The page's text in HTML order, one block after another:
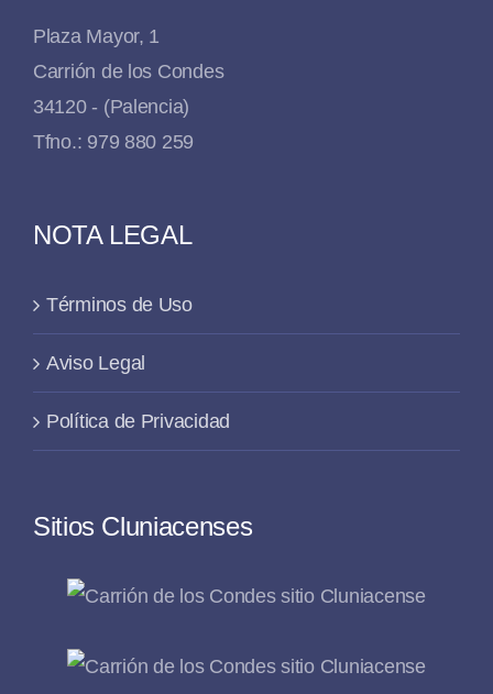
Plaza Mayor, 1
Carrión de los Condes
34120 - (Palencia)
Tfno.: 979 880 259
NOTA LEGAL
Términos de Uso
Aviso Legal
Política de Privacidad
Sitios Cluniacenses